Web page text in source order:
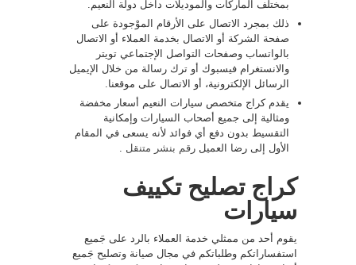
بمختلف الماركات والموديلات داخل دولة النعيم.
ذلك بمجرد الاتصال على الأرقام الموْجودة على
صفحة الشركة أو الاتصال بخدمة العملاء أو الاتصال
بالواتساب وصفحات التواصل الإجتماعي تويتر
والانستغرام فيسبوك أو ترك رسالة من خلال الإيميل
الرسائل الإلكترونية، أو الاتصال على موقعنا.
يقدم كراج متخصص سيارات النعيم أسعار مخفضة
ومثالية إلى جميع أصحاب السيارات وإمكانية
التقسيط بدون دفع أي فوائد لأنه يسعى في المقام
الأول إلى رضا العميل رقم بنشر متنقل .
كراج تصليح تكييف
سيارات
يقوم أحد من ممثلي خدمة العملاء بالرد على جَميع
استفساراتكم وطلباتكم في مجال صيانة وتصليح جَميع